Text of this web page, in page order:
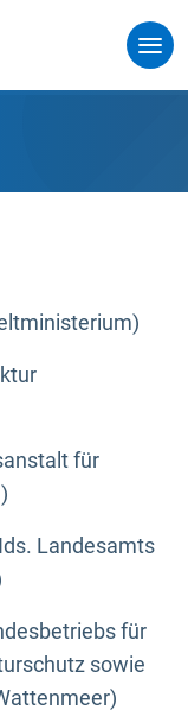
für
Landesamts
für
sowie